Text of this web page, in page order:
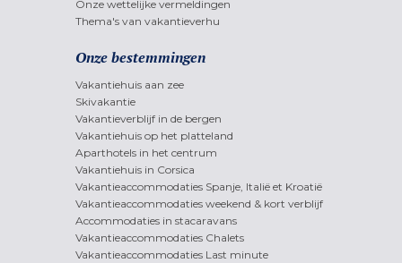
Onze wettelijke vermeldingen
Thema's van vakantieverhu
Onze bestemmingen
Vakantiehuis aan zee
Skivakantie
Vakantieverblijf in de bergen
Vakantiehuis op het platteland
Aparthotels in het centrum
Vakantiehuis in Corsica
Vakantieaccommodaties Spanje, Italië et Kroatië
Vakantieaccommodaties weekend & kort verblijf
Accommodaties in stacaravans
Vakantieaccommodaties Chalets
Vakantieaccommodaties Last minute